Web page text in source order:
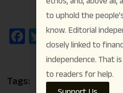
Facebook
Twitter
Tags: #featured CAA
to uphold the
know. Editorial
closely linked to
independence. That
to readers for help.